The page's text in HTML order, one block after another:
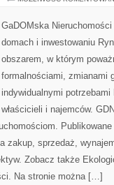
GaDOMska
domach i inwestowaniu
obszarem, w którym
formalnościami, zmianami
indywidualnymi
właścicieli i najemców.
Publikowane
zakup, sprzedaż,
Zobacz także
Na stronie można […]